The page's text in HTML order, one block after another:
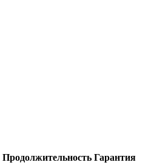
Продолжительность Гарантия